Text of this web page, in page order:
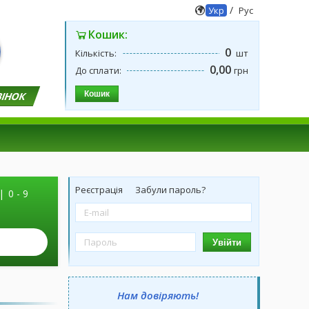
Укр / Рус
Кошик:
Кількість: 0 шт
До сплати:
0,00 грн
Кошик
| 0 - 9
Реєстрація Забули пароль?
Увійти
Нам довіряють!